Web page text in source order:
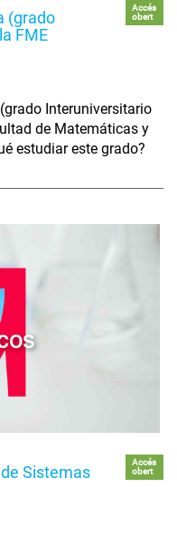
(grado
FME
Accés
obert
Interuniversitario
de Matemáticas y
estudiar este grado?
Sistemas
Accés
obert